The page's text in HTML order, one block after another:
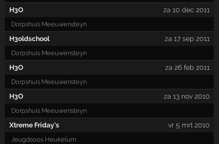
H3O za 10 dec 2011
Dorpshuis Meeuwensteyn
H3oldschool za 17 sep 2011
Dorpshuis Meeuwensteyn
H3O za 26 feb 2011
Dorpshuis Meeuwensteyn
H3O za 13 nov 2010
Dorpshuis Meeuwensteyn
Xtreme Friday's vr 5 mrt 2010
Jeugdsoos Heukelum